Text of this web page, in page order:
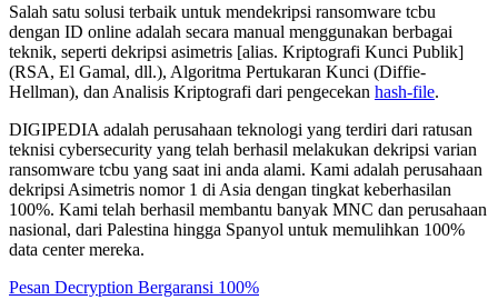
Salah satu solusi terbaik untuk mendekripsi ransomware tcbu
dengan ID online adalah secara manual menggunakan berbagai
teknik, seperti dekripsi asimetris [alias. Kriptografi Kunci Publik]
(RSA, El Gamal, dll.), Algoritma Pertukaran Kunci (Diffie-
Hellman), dan Analisis Kriptografi dari pengecekan hash-file.
DIGIPEDIA adalah perusahaan teknologi yang terdiri dari ratusan
teknisi cybersecurity yang telah berhasil melakukan dekripsi varian
ransomware tcbu yang saat ini anda alami. Kami adalah perusahaan
dekripsi Asimetris nomor 1 di Asia dengan tingkat keberhasilan
100%. Kami telah berhasil membantu banyak MNC dan perusahaan
nasional, dari Palestina hingga Spanyol untuk memulihkan 100%
data center mereka.
Pesan Decryption Bergaransi 100%